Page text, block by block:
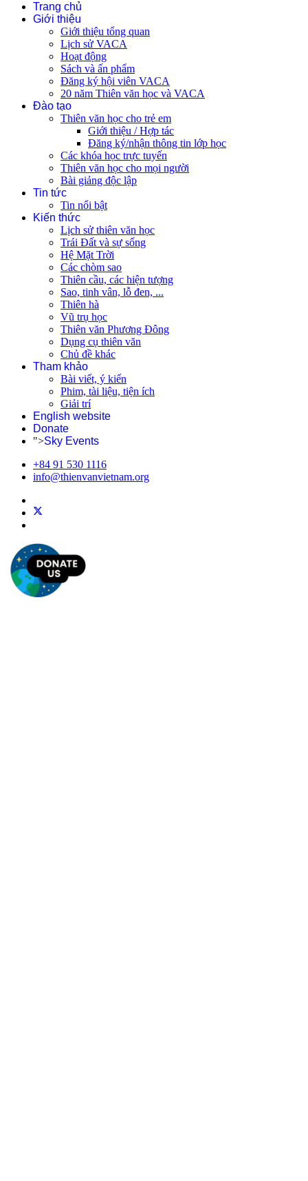
Trang chủ
Giới thiệu
Giới thiệu tổng quan
Lịch sử VACA
Hoạt động
Sách và ấn phẩm
Đăng ký hội viên VACA
20 năm Thiên văn học và VACA
Đào tạo
Thiên văn học cho trẻ em
Giới thiệu / Hợp tác
Đăng ký/nhận thông tin lớp học
Các khóa học trực tuyến
Thiên văn học cho mọi người
Bài giảng độc lập
Tin tức
Tin nổi bật
Kiến thức
Lịch sử thiên văn học
Trái Đất và sự sống
Hệ Mặt Trời
Các chòm sao
Thiên cầu, các hiện tượng
Sao, tinh vân, lỗ đen, ...
Thiên hà
Vũ trụ học
Thiên văn Phương Đông
Dụng cụ thiên văn
Chủ đề khác
Tham khảo
Bài viết, ý kiến
Phim, tài liệu, tiện ích
Giải trí
English website
Donate
">Sky Events
+84 91 530 1116
info@thienvanvietnam.org